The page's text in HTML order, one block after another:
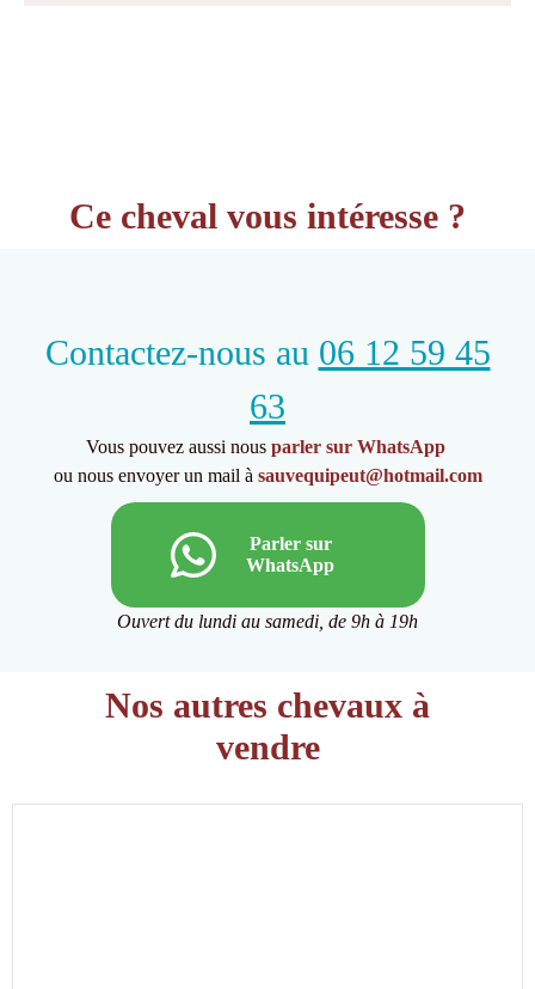
Ce cheval vous intéresse ?
Contactez-nous au 06 12 59 45
63
Vous pouvez aussi nous parler sur WhatsApp
ou nous envoyer un mail à sauvequipeut@hotmail.com
Parler sur
WhatsApp
Ouvert du lundi au samedi, de 9h à 19h
Nos autres chevaux à
vendre